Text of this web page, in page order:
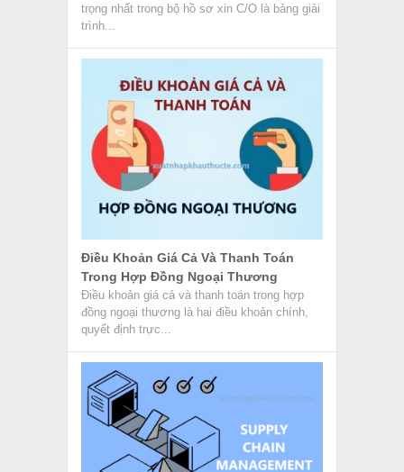
trọng nhất trong bộ hồ sơ xin C/O là bảng giải
trình...
Điều Khoản Giá Cả Và Thanh Toán
Trong Hợp Đồng Ngoại Thương
Điều khoản giá cả và thanh toán trong hợp
đồng ngoại thương là hai điều khoản chính,
quyết định trực...